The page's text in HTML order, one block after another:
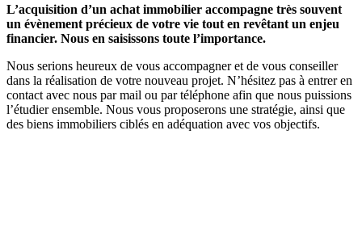
L’acquisition d’un achat immobilier accompagne très souvent
un évènement précieux de votre vie tout en revêtant un enjeu
financier. Nous en saisissons toute l’importance.
Nous serions heureux de vous accompagner et de vous conseiller
dans la réalisation de votre nouveau projet. N’hésitez pas à entrer en
contact avec nous par mail ou par téléphone afin que nous puissions
l’étudier ensemble. Nous vous proposerons une stratégie, ainsi que
des biens immobiliers ciblés en adéquation avec vos objectifs.